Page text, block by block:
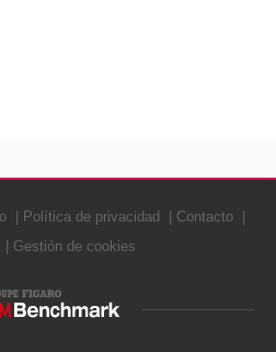
Política de privacidad
Contacto
Gestión de cookies